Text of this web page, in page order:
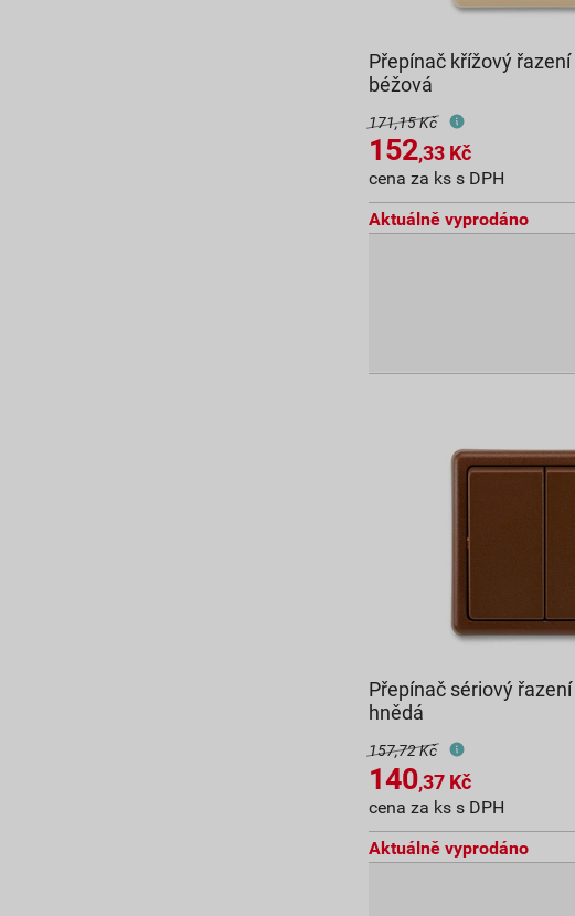
Přepínač křížový řazení
béžová
171,15 Kč
152,33 Kč
cena za ks s DPH
Aktuálně vyprodáno
Přepínač sériový
hnědá
157,72 Kč
140,37 Kč
cena za ks s DPH
Aktuálně vyprodáno